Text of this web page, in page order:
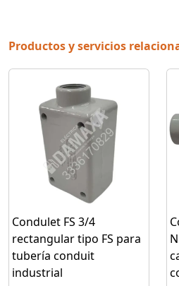
Productos y servicios
Condulet FS 3/4
rectangular tipo FS para
tubería conduit
industrial